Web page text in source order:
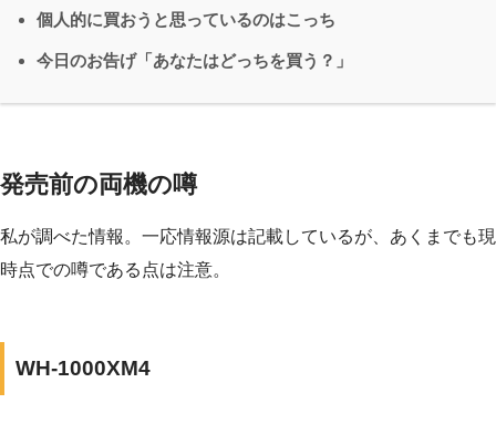
個人的に買おうと思っているのはこっち
今日のお告げ「あなたはどっちを買う？」
発売前の両機の噂
私が調べた情報。一応情報源は記載しているが、あくまでも現
時点での噂である点は注意。
WH-1000XM4